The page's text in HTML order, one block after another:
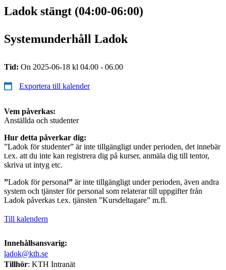
Ladok stängt (04:00-06:00)
Systemunderhåll Ladok
Tid: On 2025-06-18 kl 04.00 - 06.00
Exportera till kalender
Vem påverkas:
Anställda och studenter
Hur detta påverkar dig:
”Ladok för studenter” är inte tillgängligt under perioden, det innebär
t.ex. att du inte kan registrera dig på kurser, anmäla dig till tentor,
skriva ut intyg etc.
”Ladok för personal” är inte tillgängligt under perioden, även andra
system och tjänster för personal som relaterar till uppgifter från
Ladok påverkas t.ex. tjänsten ”Kursdeltagare” m.fl.
Till kalendern
Innehållsansvarig:
ladok@kth.se
Tillhör: KTH Intranät